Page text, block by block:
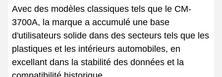
Avec des modèles classiques tels que le CM-
3700A, la marque a accumulé une base
d'utilisateurs solide dans des secteurs tels que les
plastiques et les intérieurs automobiles, en
excellant dans la stabilité des données et la